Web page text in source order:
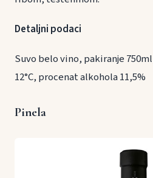
Detaljni podaci
Suvo belo vino, pakiranje
12°C, procenat alkohola 11,5%
Pinela